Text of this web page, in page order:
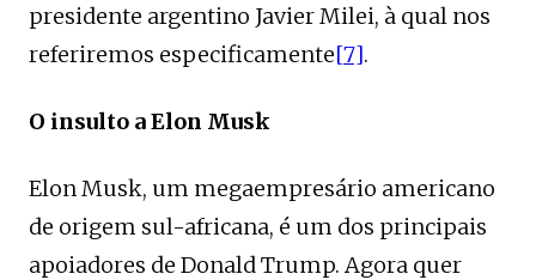
presidente argentino Javier Milei, à qual nos
referiremos especificamente[7].
O insulto a Elon Musk
Elon Musk, um megaempresário americano
de origem sul-africana, é um dos principais
apoiadores de Donald Trump. Agora quer